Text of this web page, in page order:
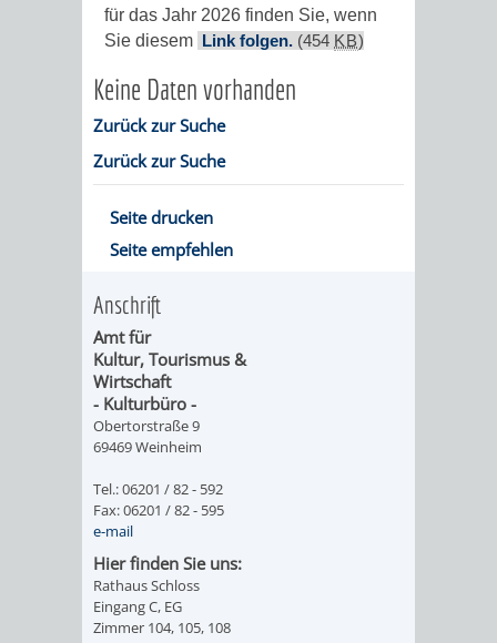
IMAGEFILMENGAGIERTE
für das Jahr 2026 finden Sie, wenn
Sie diesem Link folgen. (454 KB)
Keine Daten vorhanden
Zurück zur Suche
Zurück zur Suche
Seite drucken
Seite empfehlen
Anschrift
Amt für
Kultur, Tourismus &
Wirtschaft
- Kulturbüro -
Obertorstraße 9
69469 Weinheim
Tel.: 06201 / 82 - 592
Fax: 06201 / 82 - 595
e-mail
Hier finden Sie uns:
Rathaus Schloss
Eingang C, EG
Zimmer 104, 105, 108